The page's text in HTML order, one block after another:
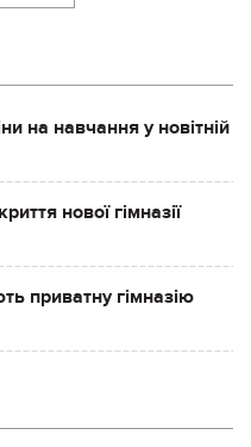
на навчання у новітній
нової гімназії
приватну гімназію